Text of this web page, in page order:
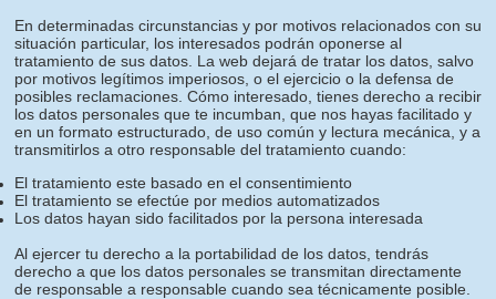
En determinadas circunstancias y por motivos relacionados con su
situación particular, los interesados podrán oponerse al
tratamiento de sus datos. La web dejará de tratar los datos, salvo
por motivos legítimos imperiosos, o el ejercicio o la defensa de
posibles reclamaciones. Cómo interesado, tienes derecho a recibir
los datos personales que te incumban, que nos hayas facilitado y
en un formato estructurado, de uso común y lectura mecánica, y a
transmitirlos a otro responsable del tratamiento cuando:
El tratamiento este basado en el consentimiento
El tratamiento se efectúe por medios automatizados
Los datos hayan sido facilitados por la persona interesada
Al ejercer tu derecho a la portabilidad de los datos, tendrás
derecho a que los datos personales se transmitan directamente
de responsable a responsable cuando sea técnicamente posible.